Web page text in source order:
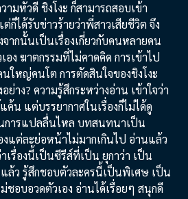
ามหัวดี ชิงโงะ ก็สามารถสอบเข้า
ก็ได้รับข่าวร้ายว่าพี่สาวเสียชีวิต จึง
ากนั้นเป็นเรื่องเกี่ยวกับคนหลายคน
ง ฆาตกรรมที่ไม่คาดคิด การเข้าไป
นใหญ่คนโต การตัดสินใจของชิงโงะ
าง? ความรู้สึกระหว่างอ่าน เข้าใจว่า
ค้น แต่บรรยากาศในเรื่องก็ไม่ได้ดู
การแปลลื่นไหล บทสนทนาเป็น
แต่ละย่อหน้าไม่มากเกินไป อ่านแล้ว
เรื่องนี้เป็นซีรีส์ที่เป็น ยุกาว่า เป็น
ล้ว รู้สึกชอบตัวละครนี้เป็นพิเศษ เป็น
ชอบอวดตัวเอง อ่านได้เรื่อยๆ สนุกดี